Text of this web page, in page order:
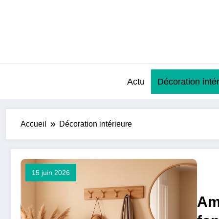
Actu Décoration
Accueil Décoration intérieure
15 juin 2026